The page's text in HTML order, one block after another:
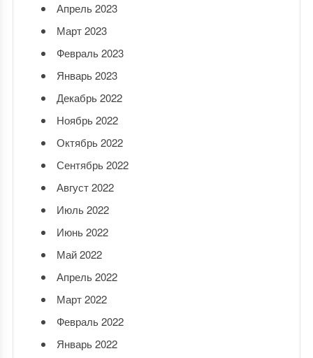
Апрель 2023
Март 2023
Февраль 2023
Январь 2023
Декабрь 2022
Ноябрь 2022
Октябрь 2022
Сентябрь 2022
Август 2022
Июль 2022
Июнь 2022
Май 2022
Апрель 2022
Март 2022
Февраль 2022
Январь 2022